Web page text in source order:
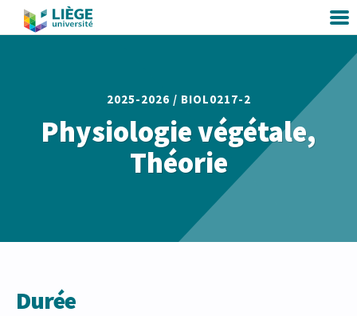
2025-2026 / BIOL0217-2
Physiologie végétale,
Théorie
Durée